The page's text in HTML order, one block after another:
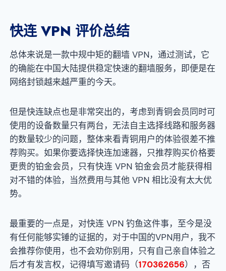
快连 VPN 评价总结
总体来说是一款中规中矩的翻墙 VPN，通过测试，它
的确能在中国大陆提供稳定快速的翻墙服务，即便是在
网络封锁越来越严重的今天。
但是快连缺点也是非常突出的，考虑到青铜会员同时可
使用的设备数量只有两台，无法自主选择线路和服务器
的数量较少的问题，整体来看青铜用户的体验很差不推
荐购买。如果你要选择快连加速器，只推荐购买价格要
更贵的铂金会员，只有快连 VPN 铂金会员才能获得相
对不错的体验，当然费用与其他 VPN 相比没有太大优
势。
最重要的一点是，对快连 VPN 钓鱼这件事，至今是没
有任何能够实锤的证据的，对于中国的VPN用户，我不
会推荐你使用，也不会劝你别用，只有自己亲自体验之
后才有发言权，记得填写邀请码（170362656），否